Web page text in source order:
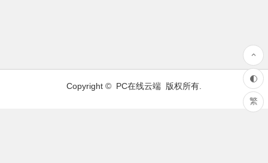
Copyright © PC在线云端 版权所有.
繁